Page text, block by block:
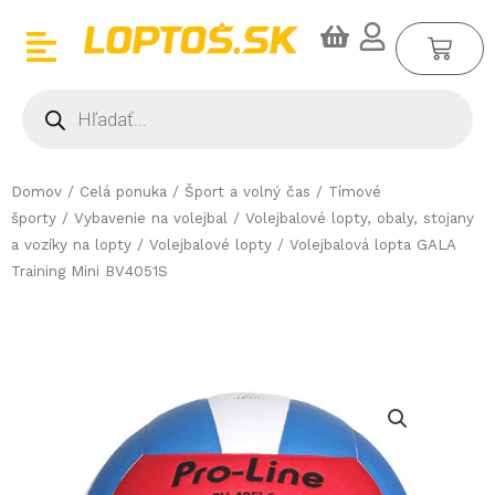
Domov / Celá ponuka / Šport a volný čas / Tímové
športy / Vybavenie na volejbal / Volejbalové lopty, obaly, stojany
a vozíky na lopty / Volejbalové lopty / Volejbalová lopta GALA
Training Mini BV4051S